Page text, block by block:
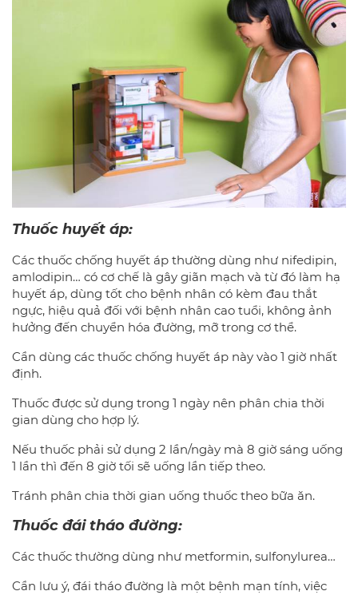
Thuốc huyết áp:
Các thuốc chống huyết áp thường dùng như nifedipin,
amlodipin… có cơ chế là gây giãn mạch và từ đó làm hạ
huyết áp, dùng tốt cho bệnh nhân có kèm đau thắt
ngực, hiệu quả đối với bệnh nhân cao tuổi, không ảnh
hưởng đến chuyển hóa đường, mỡ trong cơ thể.
Cần dùng các thuốc chống huyết áp này vào 1 giờ nhất
định.
Thuốc được sử dụng trong 1 ngày nên phân chia thời
gian dùng cho hợp lý.
Nếu thuốc phải sử dụng 2 lần/ngày mà 8 giờ sáng uống
1 lần thì đến 8 giờ tối sẽ uống lần tiếp theo.
Tránh phân chia thời gian uống thuốc theo bữa ăn.
Thuốc đái tháo đường:
Các thuốc thường dùng như metformin, sulfonylurea…
Cần lưu ý, đái tháo đường là một bệnh mạn tính, việc